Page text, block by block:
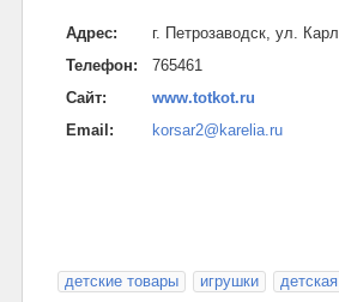
Адрес:
г. Петрозаводск, ул.
Телефон:
765461
Сайт:
www.totkot.ru
Email:
korsar2@karelia.ru
детские товары игрушки